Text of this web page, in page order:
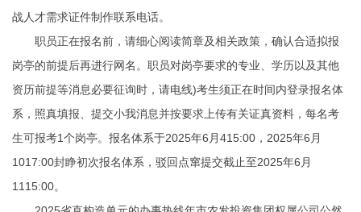
战人才需求证件制作联系电话。
职员正在报名前，请细心阅读简章及相关政策，确认合适拟报
岗亭的前提后再进行网名。职员对岗亭要求的专业、学历以及其他
资历前提等消息必要征询时，请电线)考生须正在时间内登录报名体
系，照真填报、提交小我消息并按要求上传有关证真资料，每名考
生可报考1个岗亭。报名体系于2025年6月415:00，2025年6月
1017:00封睁初次报名体系，驳回点窜提交截止至2025年6月
1115:00。